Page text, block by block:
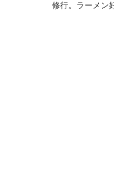
修行。ラーメン